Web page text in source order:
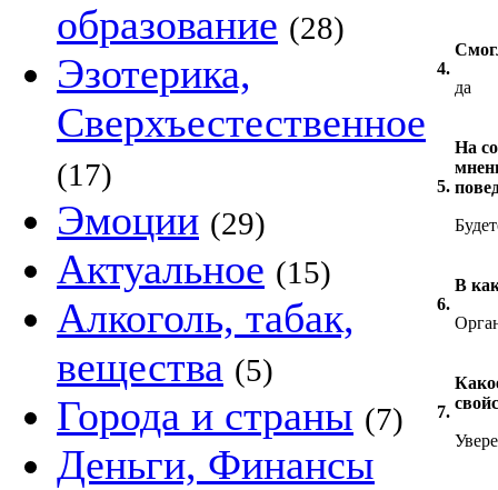
образование (28)
Эзотерика,
Сверхъестественное
(17)
Эмоции (29)
Актуальное (15)
Алкоголь, табак,
вещества (5)
Города и страны (7)
Деньги, Финансы
4.
да
5.
На
6.
В
7.